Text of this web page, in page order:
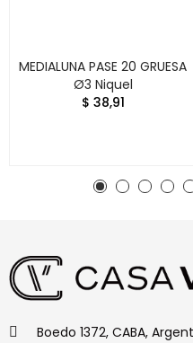
MEDIALUNA PASE 20 GRUESA
Ø3 Niquel
$ 38,91
Boedo 1372, CABA,